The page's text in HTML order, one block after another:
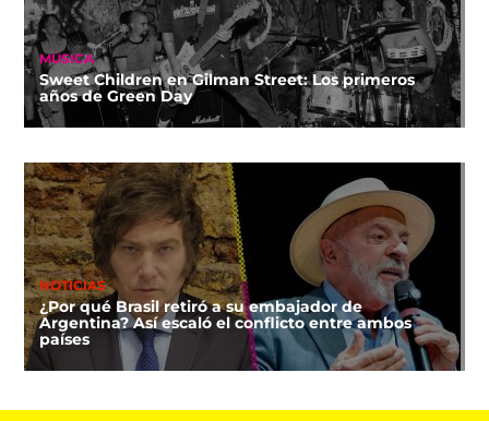
MÚSICA
Sweet Children en Gilman Street: Los primeros
años de Green Day
NOTICIAS
¿Por qué Brasil retiró a su embajador de
Argentina? Así escaló el conflicto entre ambos
países